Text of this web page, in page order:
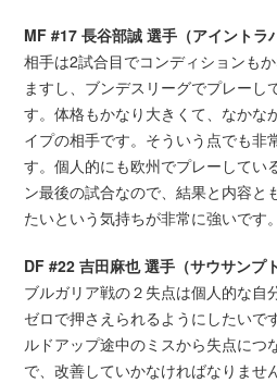
MF #17 長谷部誠 選手（アイントラ
相手は2試合目でコンディションも
ますし、ブンデスリーグでプレーし
す。体格もかなり大きくて、なかな
イプの相手です。そういう点でも非
す。個人的にも欧州でプレーしてい
ン最後の試合なので、結果と内容と
たいという気持ちが非常に強いです。
DF #22 吉田麻也 選手（サウサンプ
ブルガリア戦の２失点は個人的な自
ゼロで押さえられるようにしたいで
ルドアップ途中のミスから失点につ
で、改善していかなければなりませ